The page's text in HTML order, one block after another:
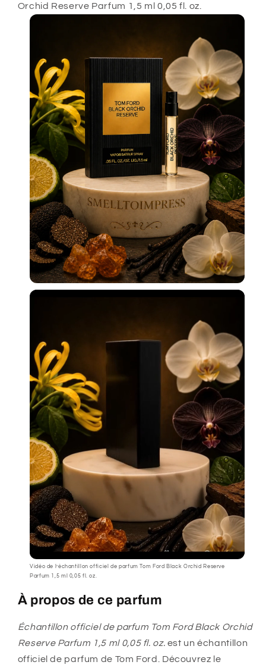
0,05
0,05
Orchid Reserve Parfum 1,5 ml 0,05 fl. oz.
Vidéo de l’échantillon officiel de parfum Tom Ford Black Orchid Reserve
Parfum 1,5 ml 0,05 fl. oz.
À propos de ce parfum
Échantillon officiel de parfum Tom Ford Black Orchid
Reserve Parfum 1,5 ml 0,05 fl. oz. est un échantillon
officiel de parfum de Tom Ford. Découvrez le